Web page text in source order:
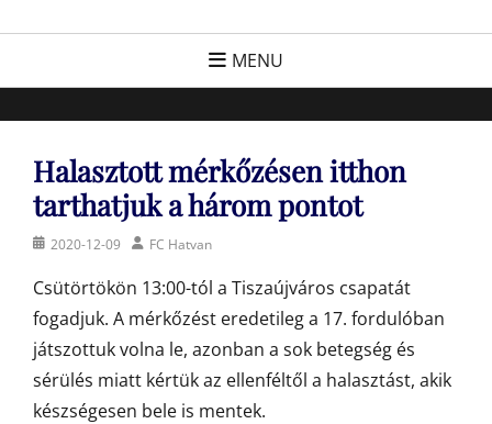
FC Hatvan
Egyesület a hatvani labdarúgásért, sportért!
MENU
Halasztott mérkőzésen itthon
tarthatjuk a három pontot
Posted2020-12-09 AuthorFC Hatvan
Csütörtökön 13:00-tól a Tiszaújváros csapatát
fogadjuk. A mérkőzést eredetileg a 17. fordulóban
játszottuk volna le, azonban a sok betegség és
sérülés miatt kértük az ellenféltől a halasztást, akik
készségesen bele is mentek.